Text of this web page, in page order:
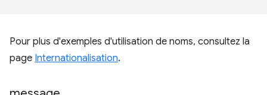
Pour plus d'exemples d'utilisation de noms, consultez la
page Internationalisation.